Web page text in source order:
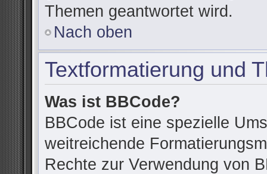
Themen geantwortet wird.
Nach oben
Textformatierung und
Was ist BBCode?
BBCode ist eine spezielle
weitreichende
Rechte zur Verwendung von